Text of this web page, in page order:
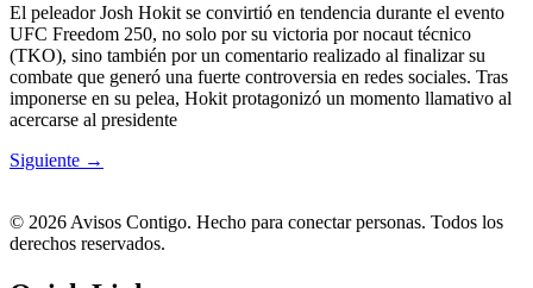
El peleador Josh Hokit se convirtió en tendencia durante el evento
UFC Freedom 250, no solo por su victoria por nocaut técnico
(TKO), sino también por un comentario realizado al finalizar su
combate que generó una fuerte controversia en redes sociales. Tras
imponerse en su pelea, Hokit protagonizó un momento llamativo al
acercarse al presidente
Siguiente →
© 2026 Avisos Contigo. Hecho para conectar personas. Todos los
derechos reservados.